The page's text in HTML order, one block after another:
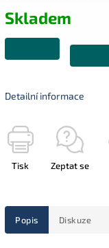
Skladem
Detailní informace
Tisk Zeptat se
Popis Diskuze